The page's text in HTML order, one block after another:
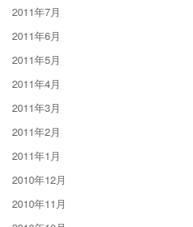
2011年7月
2011年6月
2011年5月
2011年4月
2011年3月
2011年2月
2011年1月
2010年12月
2010年11月